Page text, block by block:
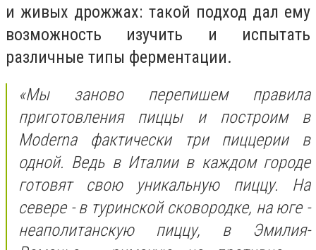
и живых дрожжах: такой подход дал ему
возможность изучить и испытать
различные типы ферментации.
«Мы заново перепишем правила
приготовления пиццы и построим в
Moderna фактически три пиццерии в
одной. Ведь в Италии в каждом городе
готовят свою уникальную пиццу. На
севере - в туринской сковородке, на юге -
неаполитанскую пиццу, в Эмилия-